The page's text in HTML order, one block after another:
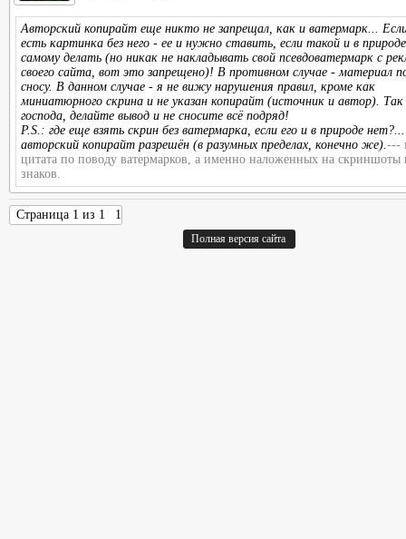
Авторский копирайт еще никто не запрещал, как и ватермарк...
есть картинка без него - ее и нужно ставить, если такой и в
самому делать (но никак не накладывать свой псевдоватермарк с
своего сайта, вот это запрещено)! В противном случае - материал
сносу. В данном случае - я не вижу нарушения правил, кроме как
миниатюрного скрина и не указан копирайт (источник и автор).
господа, делайте вывод и не сносите всё подряд!
P.S.: где еще взять скрин без ватермарка, если его и в природе нет?...
авторский копирайт разрешён (в разумных пределах, конечно же).---
цитата по поводу ватермарков, а именно наложенных на скриншоты
знаков.
Страница 1 из 1 1
Полная версия сайта